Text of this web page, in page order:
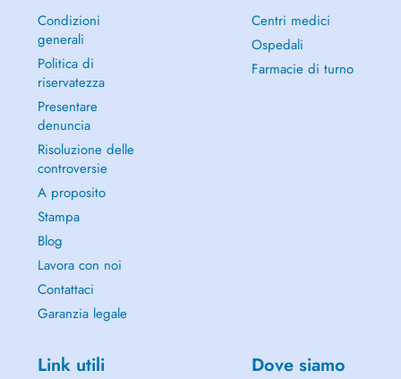
Condizioni
generali
Politica di
riservatezza
Presentare
denuncia
Risoluzione delle
controversie
A proposito
Stampa
Blog
Lavora con noi
Contattaci
Garanzia legale
Centri medici
Ospedali
Farmacie di turno
Link utili Dove siamo